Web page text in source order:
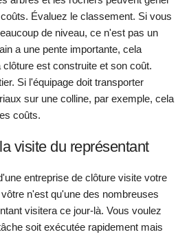
Évaluez le classement. Si vous
de niveau, ce n'est pas un
a une pente importante, cela
est construite et son coût.
Si l'équipage doit transporter
sur une colline, par exemple, cela
coûts.
visite du représentant
entreprise de clôture visite votre
n'est qu'une des nombreuses
visitera ce jour-là. Vous voulez
soit exécutée rapidement mais